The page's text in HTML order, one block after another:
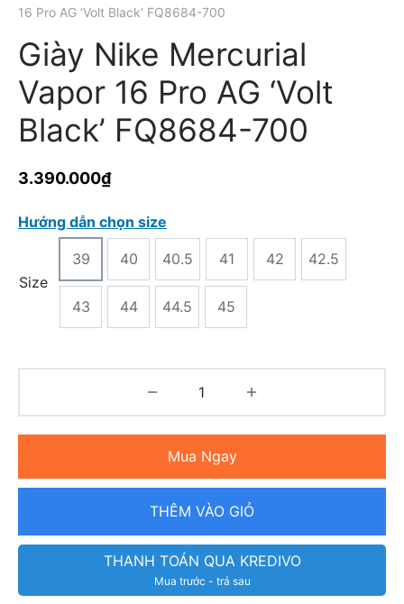
16 Pro AG ‘Volt Black’ FQ8684-700
Giày Nike Mercurial
Vapor 16 Pro AG ‘Volt
Black’ FQ8684-700
3.390.000₫
Hướng dẫn chọn size
Size
39 40 40.5 41 42 42.5
43 44 44.5 45
Mua Ngay
THÊM VÀO GIỎ
THANH TOÁN QUA KREDIVO
Mua trước - trả sau